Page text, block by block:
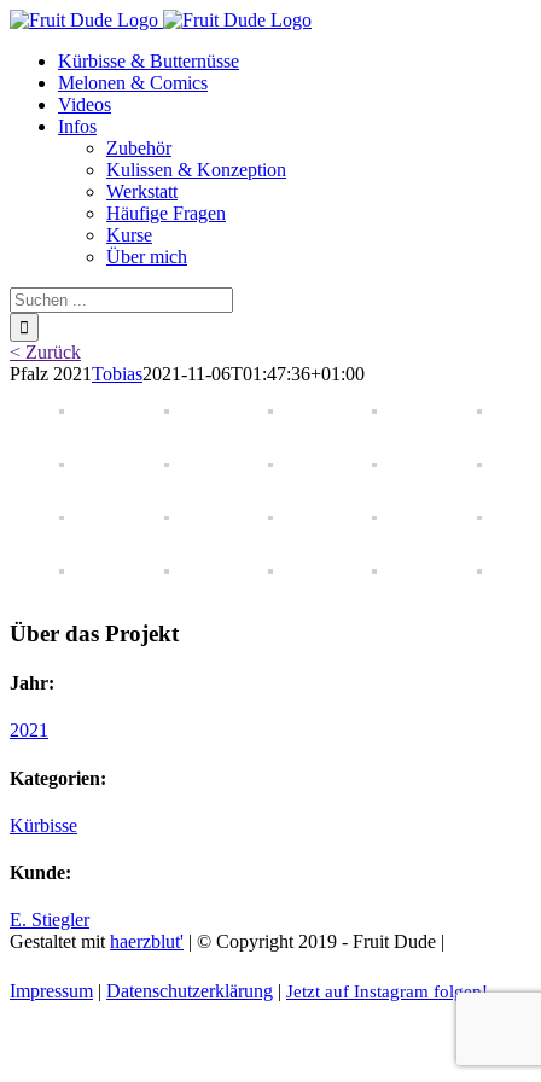
Skip
contentKürbisse & Butternüsse
Melonen & Comics
Videos
Infos
Zubehör
Kulissen & Konzeption
Werkstatt
Häufige Fragen
Kurse
Über mich
Suche
nach:
< Zurück
Pfalz 2021Tobias2021-11-06T01:47:36+01:00
Über das Projekt
Jahr:
2021
Kategorien:
Kürbisse
Kunde:
E. Stiegler
Gestaltet mit haerzblut' | © Copyright 2019 - Fruit Dude |
Impressum | Datenschutzerklärung | Jetzt auf Instagram folgen!